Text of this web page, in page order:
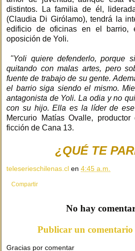
distintos. La familia de él,
(Claudia Di Girólamo), tendrá la
edificio de oficinas en el barrio,
oposición de Yoli.
"Yoli quiere defenderlo, porque
quitando con malas artes, pero
fuente de trabajo de su gente.
el barrio siga siendo el mismo.
antagonista de Yoli. La odia y no
con su hijo. Ella es la líder de
Mercurio Matías Ovalle,
ficción de Cana 13.
¿QUÉ TE
teleserieschilenas.cl en 4:45 a.m.
Compartir
No hay
Publicar un comentario
Gracias por comentar